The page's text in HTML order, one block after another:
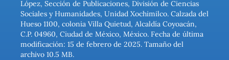
López, Sección de Publicaciones, División de Ciencias
Sociales y Humanidades, Unidad Xochimilco. Calzada del
Hueso 1100, colonia Villa Quietud, Alcaldía Coyoacán,
C.P. 04960, Ciudad de México, México. Fecha de última
modificación: 15 de febrero de 2025. Tamaño del
archivo 10.5 MB.